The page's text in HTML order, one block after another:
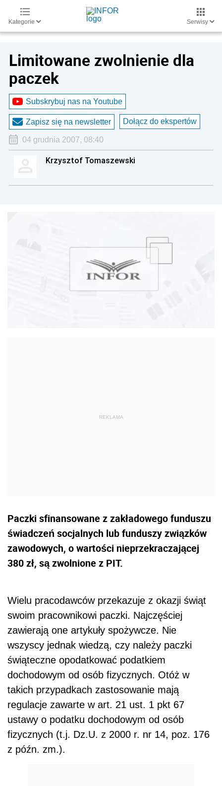
Kategorie Serwisy
Limitowane zwolnienie dla
paczek
Subskrybuj nas na Youtube
Zapisz się na newsletter Dołącz do ekspertów
04 grudnia 2007, 08:40
Krzysztof Tomaszewski
Paczki sfinansowane z zakładowego funduszu
świadczeń socjalnych lub funduszy związków
zawodowych, o wartości nieprzekraczającej
380 zł, są zwolnione z PIT.
Wielu pracodawców przekazuje z okazji świąt
swoim pracownikowi paczki. Najczęściej
zawierają one artykuły spożywcze. Nie
wszyscy jednak wiedzą, czy należy paczki
świąteczne opodatkować podatkiem
dochodowym od osób fizycznych. Otóż w
takich przypadkach zastosowanie mają
regulacje zawarte w art. 21 ust. 1 pkt 67
ustawy o podatku dochodowym od osób
fizycznych (t.j. Dz.U. z 2000 r. nr 14, poz. 176
z późn. zm.).